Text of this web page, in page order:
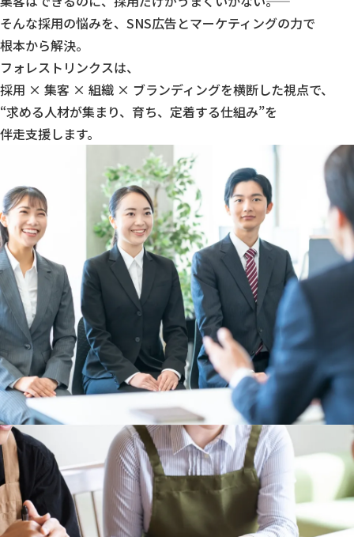
そんな採用の悩みを、SNS広告とマーケティングの力で
根本から解決。
フォレストリンクスは、
採用 × 集客 × 組織 × ブランディングを横断した視点で、
“求める人材が集まり、育ち、定着する仕組み”を
伴走支援します。